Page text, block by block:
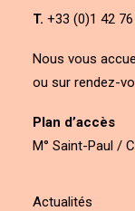
T. +33 (0)1 42
Nous vous
ou sur rendez-
Plan d’accès
M° Saint-Paul /
Actualités